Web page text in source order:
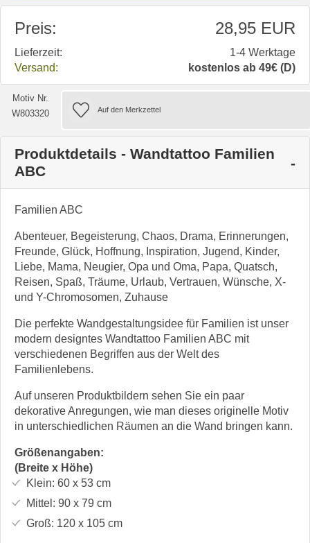
Preis: 28,95 EUR
Lieferzeit:
1-4 Werktage
Versand:
kostenlos ab 49€ (D)
Motiv Nr.
W803320
Produktdetails - Wandtattoo Familien
ABC
Familien ABC
Abenteuer, Begeisterung, Chaos, Drama, Erinnerungen,
Freunde, Glück, Hoffnung, Inspiration, Jugend, Kinder,
Liebe, Mama, Neugier, Opa und Oma, Papa, Quatsch,
Reisen, Spaß, Träume, Urlaub, Vertrauen, Wünsche, X-
und Y-Chromosomen, Zuhause
Die perfekte Wandgestaltungsidee für Familien ist unser
modern designtes Wandtattoo Familien ABC mit
verschiedenen Begriffen aus der Welt des
Familienlebens.
Auf unseren Produktbildern sehen Sie ein paar
dekorative Anregungen, wie man dieses originelle Motiv
in unterschiedlichen Räumen an die Wand bringen kann.
Größenangaben:
(Breite x Höhe)
Klein: 60 x 53cm
Mittel: 90 x 79 cm
Groß: 120 x 105cm